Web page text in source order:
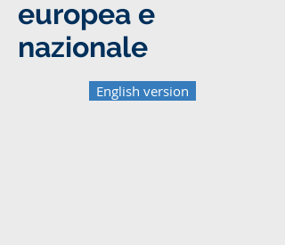
europea e
nazionale
English version